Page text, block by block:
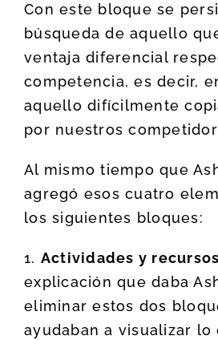
Con este bloque se
búsqueda de aquello
ventaja diferencial
competencia, es decir,
aquello difícilmente
por nuestros
Al mismo tiempo que
agregó esos cuatro
los siguientes bloques:
1. Actividades y
explicación que daba
eliminar estos dos
ayudaban a visualizar